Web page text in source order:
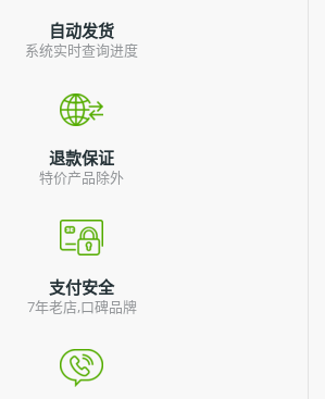
自动发货
系统实时查询进度
退款保证
特价产品除外
支付安全
7年老店,口碑品牌